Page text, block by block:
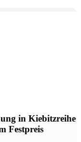
in Kiebitzreihe
Festpreis